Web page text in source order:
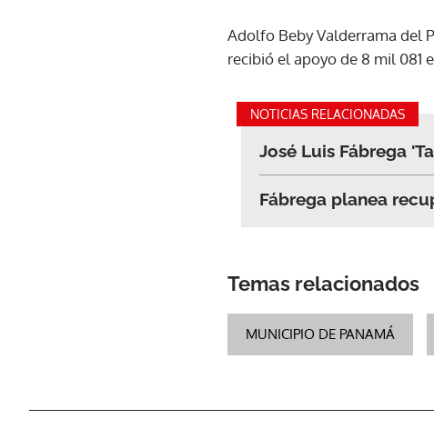
Adolfo Beby Valderrama del
recibió el apoyo de 8 mil 081
NOTICIAS RELACIONADAS
José Luis Fábrega
Fábrega planea
Temas relacionados
MUNICIPIO DE PANAMÁ